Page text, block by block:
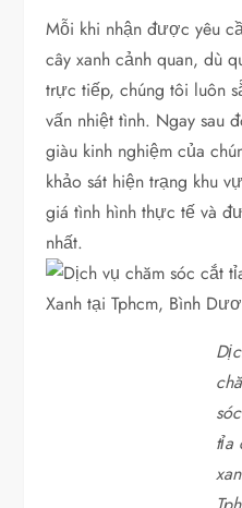
Mỗi khi nhận được yêu
cây xanh cảnh quan, dù
trực tiếp, chúng tôi luôn
vấn nhiệt tình. Ngay sau
giàu kinh nghiệm của
khảo sát hiện trạng khu
giá tình hình thực tế và
nhất.
tỉa